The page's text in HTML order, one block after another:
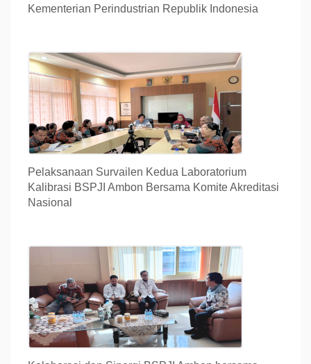
Kementerian Perindustrian Republik Indonesia
Pelaksanaan Survailen Kedua Laboratorium
Kalibrasi BSPJI Ambon Bersama Komite Akreditasi
Nasional